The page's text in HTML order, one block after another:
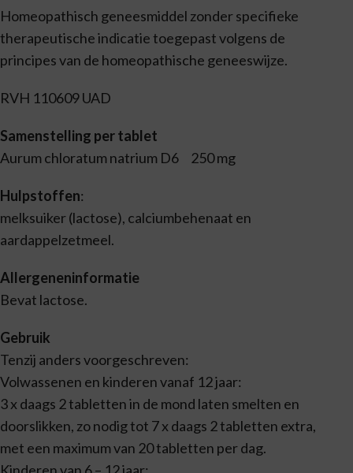
Homeopathisch geneesmiddel zonder specifieke
therapeutische indicatie toegepast volgens de
principes van de homeopathische geneeswijze.
RVH 110609 UAD
Samenstelling per tablet
Aurum chloratum natrium D6 250 mg
Hulpstoffen:
melksuiker (lactose), calciumbehenaat en
aardappelzetmeel.
Allergeneninformatie
Bevat lactose.
Gebruik
Tenzij anders voorgeschreven:
Volwassenen en kinderen vanaf 12 jaar:
3 x daags 2 tabletten in de mond laten smelten en
doorslikken, zo nodig tot 7 x daags 2 tabletten extra,
met een maximum van 20 tabletten per dag.